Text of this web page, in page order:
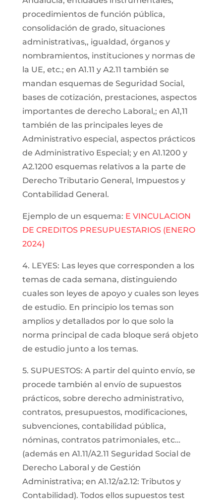
procedimientos de función pública,
consolidación de grado, situaciones
administrativas,, igualdad, órganos y
nombramientos, instituciones y normas de
la UE, etc.; en A1.11 y A2.11 también se
mandan esquemas de Seguridad Social,
bases de cotización, prestaciones, aspectos
importantes de derecho Laboral,; en A1,11
también de las principales leyes de
Administrativo especial, aspectos prácticos
de Administrativo Especial; y en A1.1200 y
A2.1200 esquemas relativos a la parte de
Derecho Tributario General, Impuestos y
Contabilidad General.
Ejemplo de un esquema: E VINCULACION
DE CREDITOS PRESUPUESTARIOS (ENERO
2024)
4. LEYES: Las leyes que corresponden a los
temas de cada semana, distinguiendo
cuales son leyes de apoyo y cuales son leyes
de estudio. En principio los temas son
amplios y detallados por lo que solo la
norma principal de cada bloque será objeto
de estudio junto a los temas.
5. SUPUESTOS: A partir del quinto envío, se
procede también al envío de supuestos
prácticos, sobre derecho administrativo,
contratos, presupuestos, modificaciones,
subvenciones, contabilidad pública,
nóminas, contratos patrimoniales, etc…
(además en A1.11/A2.11 Seguridad Social de
Derecho Laboral y de Gestión
Administrativa; en A1.12/a2.12: Tributos y
Contabilidad). Todos ellos supuestos test